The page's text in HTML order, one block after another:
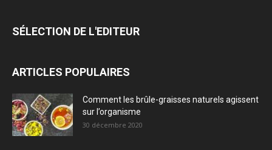
SÉLECTION DE L'EDITEUR
ARTICLES POPULAIRES
Comment les brûle-graisses naturels agissent
sur l’organisme
30 décembre 2020